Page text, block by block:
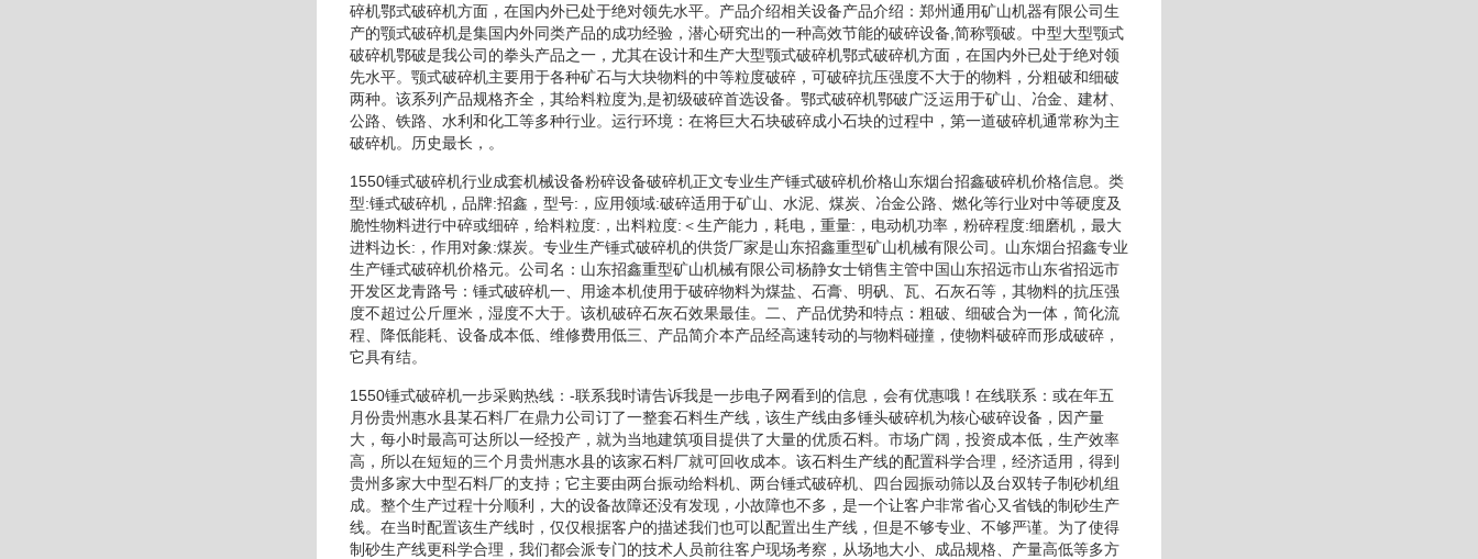
碎机鄂式破碎机方面，在国内外已处于绝对领先水平。产品介绍相关设备产品介绍：郑州通用矿山机器有限公司生
产的颚式破碎机是集国内外同类产品的成功经验，潜心研究出的一种高效节能的破碎设备,简称颚破。中型大型颚式
破碎机鄂破是我公司的拳头产品之一，尤其在设计和生产大型颚式破碎机鄂式破碎机方面，在国内外已处于绝对领
先水平。颚式破碎机主要用于各种矿石与大块物料的中等粒度破碎，可破碎抗压强度不大于的物料，分粗破和细破
两种。该系列产品规格齐全，其给料粒度为,是初级破碎首选设备。鄂式破碎机鄂破广泛运用于矿山、冶金、建材、
公路、铁路、水利和化工等多种行业。运行环境：在将巨大石块破碎成小石块的过程中，第一道破碎机通常称为主
破碎机。历史最长，。
1550锤式破碎机行业成套机械设备粉碎设备破碎机正文专业生产锤式破碎机价格山东烟台招鑫破碎机价格信息。类
型:锤式破碎机，品牌:招鑫，型号:，应用领域:破碎适用于矿山、水泥、煤炭、冶金公路、燃化等行业对中等硬度及
脆性物料进行中碎或细碎，给料粒度:，出料粒度:＜生产能力，耗电，重量:，电动机功率，粉碎程度:细磨机，最大
进料边长:，作用对象:煤炭。专业生产锤式破碎机的供货厂家是山东招鑫重型矿山机械有限公司。山东烟台招鑫专业
生产锤式破碎机价格元。公司名：山东招鑫重型矿山机械有限公司杨静女士销售主管中国山东招远市山东省招远市
开发区龙青路号：锤式破碎机一、用途本机使用于破碎物料为煤盐、石膏、明矾、瓦、石灰石等，其物料的抗压强
度不超过公斤厘米，湿度不大于。该机破碎石灰石效果最佳。二、产品优势和特点：粗破、细破合为一体，简化流
程、降低能耗、设备成本低、维修费用低三、产品简介本产品经高速转动的与物料碰撞，使物料破碎而形成破碎，
它具有结。
1550锤式破碎机一步采购热线：-联系我时请告诉我是一步电子网看到的信息，会有优惠哦！在线联系：或在年五
月份贵州惠水县某石料厂在鼎力公司订了一整套石料生产线，该生产线由多锤头破碎机为核心破碎设备，因产量
大，每小时最高可达所以一经投产，就为当地建筑项目提供了大量的优质石料。市场广阔，投资成本低，生产效率
高，所以在短短的三个月贵州惠水县的该家石料厂就可回收成本。该石料生产线的配置科学合理，经济适用，得到
贵州多家大中型石料厂的支持；它主要由两台振动给料机、两台锤式破碎机、四台园振动筛以及台双转子制砂机组
成。整个生产过程十分顺利，大的设备故障还没有发现，小故障也不多，是一个让客户非常省心又省钱的制砂生产
线。在当时配置该生产线时，仅仅根据客户的描述我们也可以配置出生产线，但是不够专业、不够严谨。为了使得
制砂生产线更科学合理，我们都会派专门的技术人员前往客户现场考察，从场地大小、成品规格、产量高低等多方